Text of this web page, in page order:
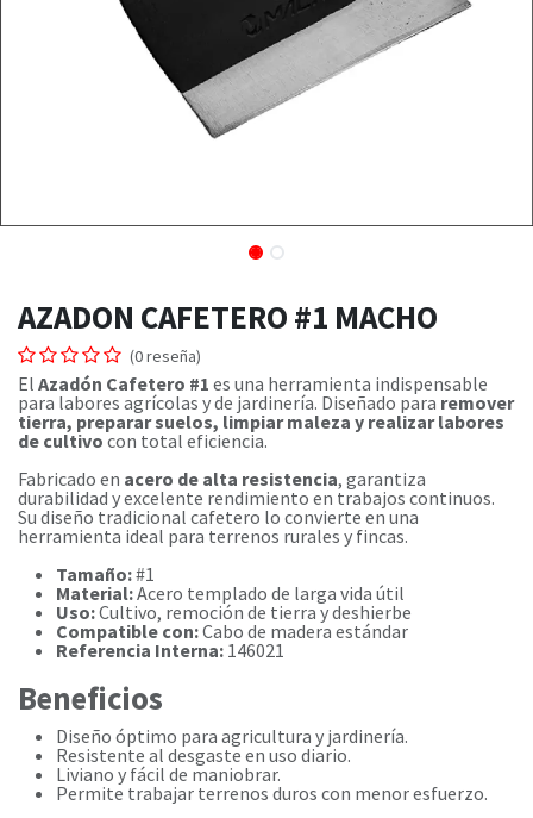
AZADON CAFETERO #1 MACHO
(0 reseña)
El Azadón Cafetero #1 es una herramienta indispensable
para labores agrícolas y de jardinería. Diseñado para remover
tierra, preparar suelos, limpiar maleza y realizar labores
de cultivo con total eficiencia.
Fabricado en acero de alta resistencia, garantiza
durabilidad y excelente rendimiento en trabajos continuos.
Su diseño tradicional cafetero lo convierte en una
herramienta ideal para terrenos rurales y fincas.
Tamaño:#1
Material:Acero templado de larga vida útil
Uso:Cultivo, remoción de tierra y deshierbe
Compatible con:Cabo de madera estándar
Referencia Interna: 146021
Beneficios
Diseño óptimo para agricultura y jardinería.
Resistente al desgaste en uso diario.
Liviano y fácil de maniobrar.
Permite trabajar terrenos duros con menor esfuerzo.